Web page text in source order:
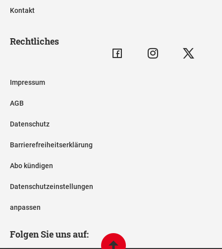
Kontakt
Rechtliches
Impressum
AGB
Datenschutz
Barrierefreiheitserklärung
Abo kündigen
Datenschutzeinstellungen
anpassen
Folgen Sie uns auf: